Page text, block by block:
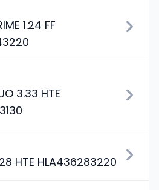
1.24 FF
3.33 HTE
HTE HLA436283220